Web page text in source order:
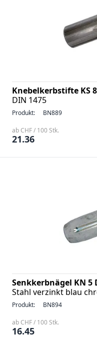
Knebelkerbstifte KS
DIN 1475
Produkt: BN889
ab CHF / 100 Stk.
21.36
Senkkerbnägel KN 5
Stahl verzinkt blau
Produkt: BN894
ab CHF / 100 Stk.
16.45